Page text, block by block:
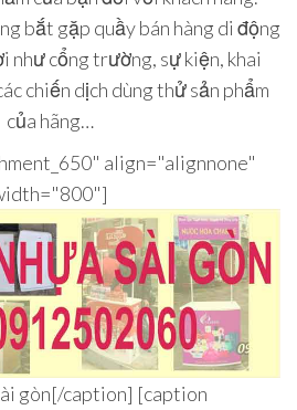
bắt gặp quầy bán hàng di động
như cổng trường, sự kiện, khai
chiến dịch dùng thử sản phẩm
của hãng…
align="alignnone"
gòn[/caption] [caption